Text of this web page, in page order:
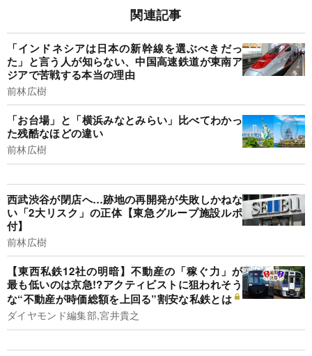
関連記事
「インドネシアは日本の新幹線を選ぶべきだっ
た」と言う人が知らない、中国高速鉄道が東南ア
ジアで苦戦する本当の理由
前林広樹
「お台場」と「横浜みなとみらい」比べてわかっ
た残酷なほどの違い
前林広樹
西武渋谷が閉店へ…跡地の再開発が失敗しかねな
い「2大リスク」の正体【東急グループ施設ルポ
付】
前林広樹
【東西私鉄12社の明暗】不動産の「稼ぐ力」が
最も低いのは京急!?アクティビストに狙われそう
な“不動産が時価総額を上回る”割安な私鉄とは
ダイヤモンド編集部,宮井貴之